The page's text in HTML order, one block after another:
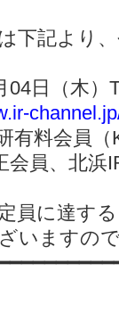
下記より
04日（木
有料会員（
会員、北浜
員に達す
いますの